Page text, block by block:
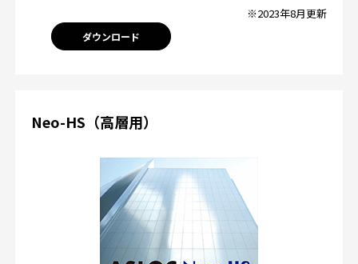
※2023年8月更新
ダウンロード
Neo-HS（高層用）